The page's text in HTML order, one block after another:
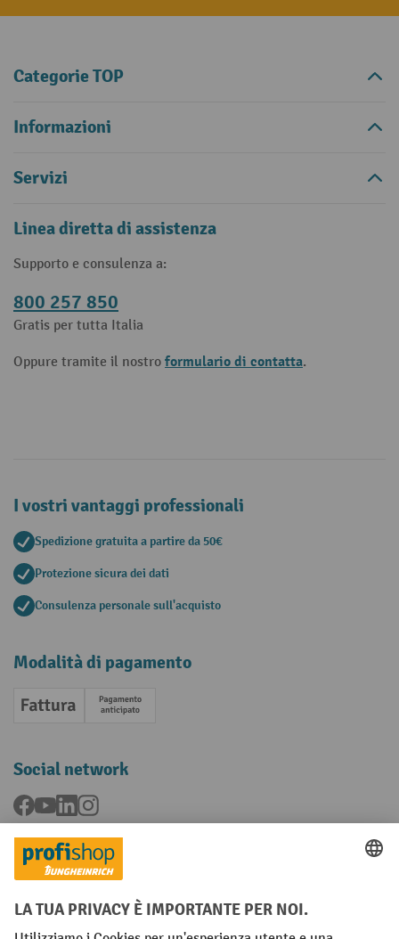
Categorie TOP
Informazioni
Servizi
Linea diretta di assistenza
Supporto e consulenza a:
800 257 850
Gratis per tutta Italia
Oppure tramite il nostro formulario di contatta.
I vostri vantaggi professionali
Spedizione gratuita a partire da 50€
Protezione sicura dei dati
Consulenza personale sull'acquisto
Modalità di pagamento
Fattura Pagamento anticipato
Social network
Facebook
YouTubeLinkedInInstagram
Condizioni Generali di Vendita
Dichiarazione di protezione dei dati Impronta